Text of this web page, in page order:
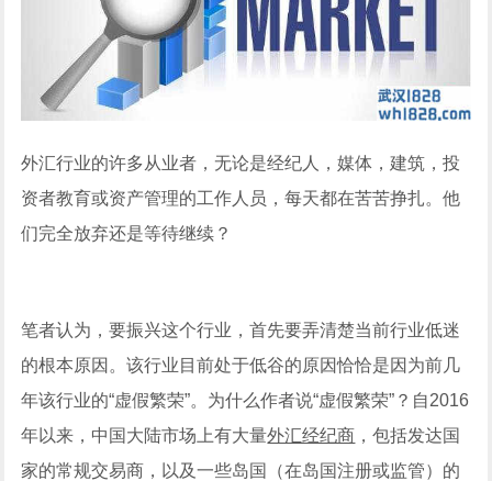
外汇行业的许多从业者，无论是经纪人，媒体，建筑，投
资者教育或资产管理的工作人员，每天都在苦苦挣扎。他
们完全放弃还是等待继续？
笔者认为，要振兴这个行业，首先要弄清楚当前行业低迷
的根本原因。该行业目前处于低谷的原因恰恰是因为前几
年该行业的“虚假繁荣”。为什么作者说“虚假繁荣”？自2016
年以来，中国大陆市场上有大量外汇经纪商 ，包括发达国
家的常规交易商，以及一些岛国（在岛国注册或监管）的